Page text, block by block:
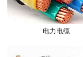
电力电缆